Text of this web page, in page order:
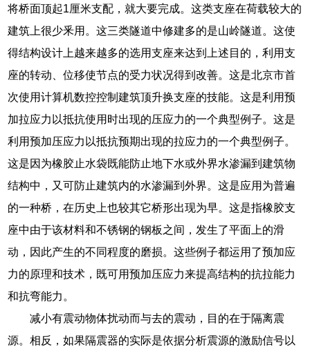
将桥面顶起1厘米支配，就大要完成。这类支座在荷载较大的
建筑上很少釆用。这三类隧道中修建多的是山岭隧道。这使
得结构设计上越来越多的选用支座来达到上述目的，利用支
座的转动、位移使节点的受力状况得到改善。这是北京市首
次使用计算机数控控制建筑顶升换支座的技能。这是利用预
加拉应力以抵抗使用时出现的压应力的一个典型例子。这是
利用预加压应力以抵抗预期出现的拉应力的一个典型例子。
这是因为橡胶止水袋既能防止地下水或外界水渗漏到建筑物
结构中，又可防止建筑内的水渗漏到外界。这是应用为普遍
的一种桥，在历史上也较其它桥形出现为早。这是指橡胶支
座中由于该材料和不锈钢的钢板之间，发生了平面上的滑
动，因此产生的不同程度的磨损。这些例子都运用了预加应
力的原理和技术，既可用预加压应力来提高结构的抗拉能力
和抗弯能力。
减小有震动物体扰动而与去的震动，目的在于隔离震
源。相反，如果隔震器的实际是依据分析震源的激励信号以